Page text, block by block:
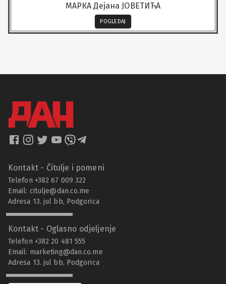
МАРКА Дејана ЈОВЕТИЋА
POGLEDAJ
Kontakt - Čitulje i pomeni
Telefon +382 67 009 322
Email: citulje@dan.co.me
Adresa 13. jul bb, Podgorica
Kontakt - Oglasno odjeljenje
Telefon +382 20 481 555
Email: marketing@dan.co.me
Adresa 13. jul bb, Podgorica